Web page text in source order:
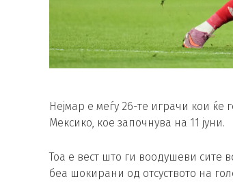
Нејмар е меѓу 26-те играчи кои ќе
Мексико, кое започнува на 11 јуни.
Тоа е вест што ги воодушеви сите
беа шокирани од отсуството на